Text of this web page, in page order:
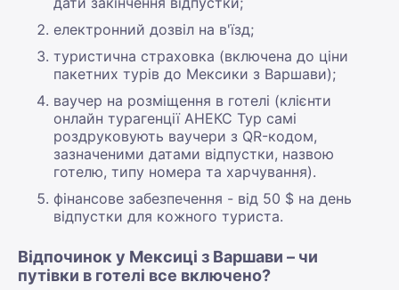
електронний дозвіл на в'їзд;
туристична страховка (включена до ціни
пакетних турів до Мексики з Варшави);
ваучер на розміщення в готелі (клієнти
онлайн турагенції АНЕКС Тур самі
роздруковують ваучери з QR-кодом,
зазначеними датами відпустки, назвою
готелю, типу номера та харчування).
фінансове забезпечення - від 50 $ на день
відпустки для кожного туриста.
Відпочинок у Мексиці з Варшави – чи
путівки в готелі все включено?